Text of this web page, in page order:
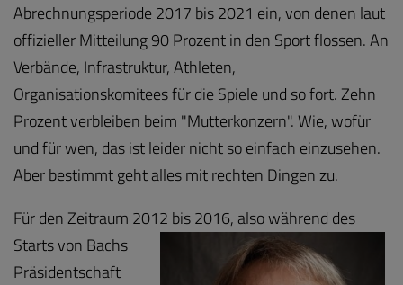
Abrechnungsperiode 2017 bis 2021 ein, von denen laut
offizieller Mitteilung 90 Prozent in den Sport flossen. An
Verbände, Infrastruktur, Athleten,
Organisationskomitees für die Spiele und so fort. Zehn
Prozent verbleiben beim "Mutterkonzern". Wie, wofür
und für wen, das ist leider nicht so einfach einzusehen.
Aber bestimmt geht alles mit rechten Dingen zu.
Für den Zeitraum 2012 bis 2016, also während des
Starts von Bachs
Präsidentschaft